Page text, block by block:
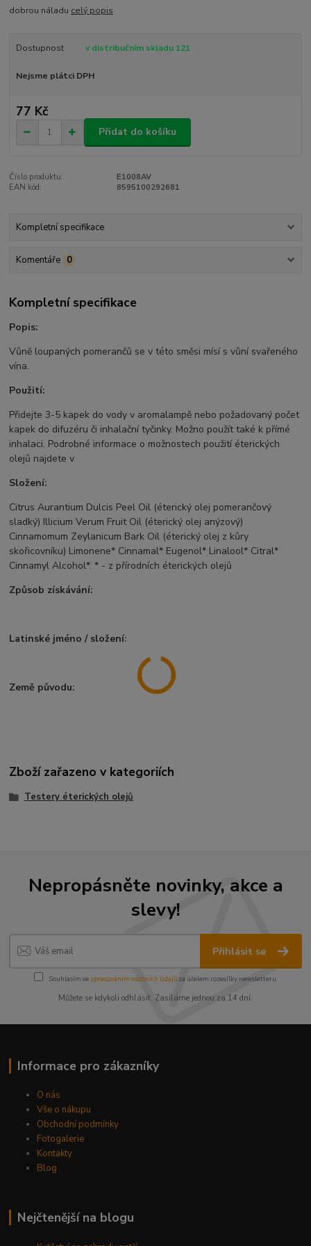
dobrou náladu celý popis
Dostupnost v distribučním skladu 121
Nejsme plátci DPH
77 Kč
Přidat do košíku
Číslo produktu:
E1008AV
EAN kód:
8595100292681
Kompletní specifikace
Komentáře 0
Kompletní specifikace
Popis:
Vůně loupaných pomerančů se v této směsi mísí s vůní svařeného
vína.
Použití:
Přidejte 3-5 kapek do vody v aromalampě nebo požadovaný počet
kapek do difuzéru či inhalační tyčinky. Možno použít také k přímé
inhalaci. Podrobné informace o možnostech použití éterických
olejů najdete v
Složení:
Citrus Aurantium Dulcis Peel Oil (éterický olej pomerančový
sladký) Illicium Verum Fruit Oil (éterický olej anýzový)
Cinnamomum Zeylanicum Bark Oil (éterický olej z kůry
skořicovníku) Limonene* Cinnamal* Eugenol* Linalool* Citral*
Cinnamyl Alcohol*. * - z přírodních éterických olejů
Způsob získávání:
Latinské jméno / složení:
Země původu:
Zboží zařazeno v kategoriích
Testery éterických olejů
Nepropásněte novinky, akce a
slevy!
Přihlásit se
Souhlasím se zpracováním osobních údajůza účelem rozesílky newsletteru.
Můžete se kdykoli odhlásit. Zasíláme jednou za 14 dní.
Informace pro zákazníky
O nás
Vše o nákupu
Obchodní podmínky
Fotogalerie
Kontakty
Blog
Nejčtenější na blogu